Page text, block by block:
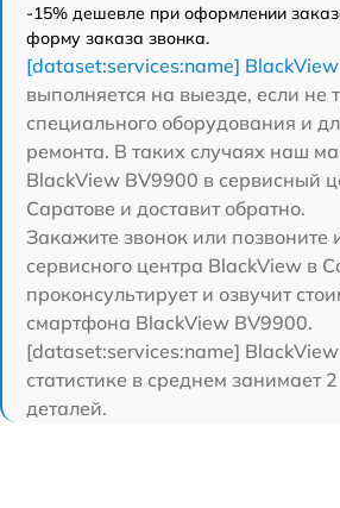
-15% дешевле при оформлении
форму заказа звонка.
[dataset:services:name]
выполняется на выезде, если не
специального оборудования и
ремонта. В таких случаях наш
BlackView BV9900 в сервисный
Саратове и доставит обратно.
Закажите звонок или позвоните
сервисного центра BlackView в
проконсультирует и озвучит
смартфона BlackView BV9900.
[dataset:services:name]
статистике в среднем занимает
деталей.